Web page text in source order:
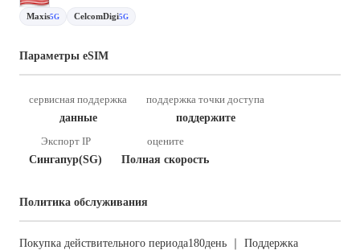
Maxis5G CelcomDigi5G
Параметры eSIM
сервисная поддержка
данные
поддержка точки доступа
поддержите
Экспорт IP
Сингапур(SG)
оцените
Полная скорость
Политика обслуживания
Покупка действительного периода180день ｜ Поддержка